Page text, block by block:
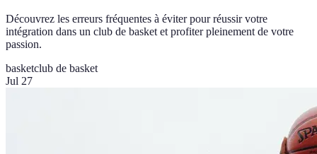
Découvrez les erreurs fréquentes à éviter pour réussir votre
intégration dans un club de basket et profiter pleinement de votre
passion.
basketclub de basket
Jul 27